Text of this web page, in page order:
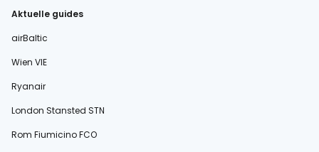
Aktuelle guides
airBaltic
Wien VIE
Ryanair
London Stansted STN
Rom Fiumicino FCO